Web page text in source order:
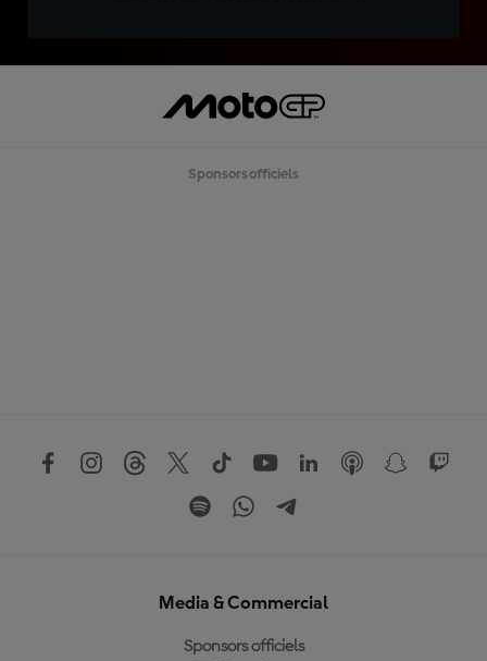
Sponsors officiels
Media & Commercial
Sponsors officiels